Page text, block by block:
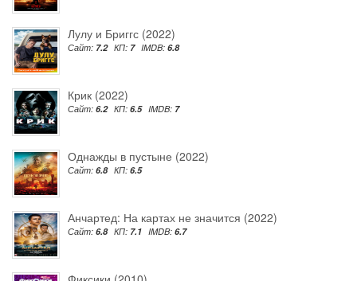
Лулу и Бриггс (2022)
Сайт: 7.2 КП: 7 IMDB: 6.8
Крик (2022)
Сайт: 6.2 КП: 6.5 IMDB: 7
Однажды в пустыне (2022)
Сайт: 6.8 КП: 6.5
Анчартед: На картах не значится (2022)
Сайт: 6.8 КП: 7.1 IMDB: 6.7